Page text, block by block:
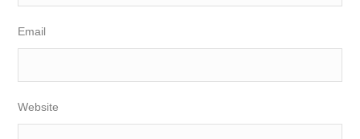
Email
Website